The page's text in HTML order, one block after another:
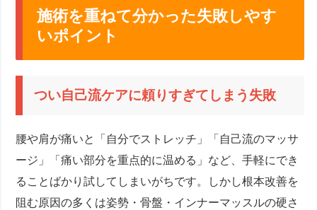
施術を重ねて分かった失敗しやす
いポイント
つい自己流ケアに頼りすぎてしまう失敗
腰や肩が痛いと「自分でストレッチ」「自己流のマッサ
ージ」「痛い部分を重点的に温める」など、手軽にでき
ることばかり試してしまいがちです。しかし根本改善を
阻む原因の多くは姿勢・骨盤・インナーマッスルの硬さ